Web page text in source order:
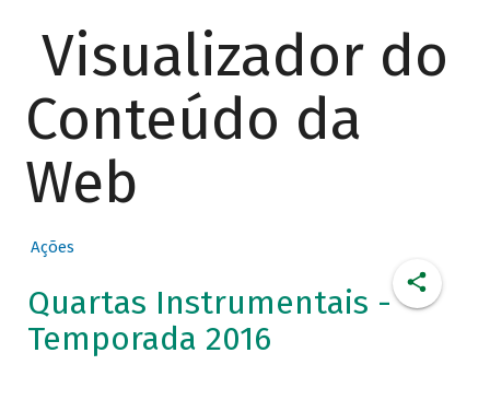
Visualizador do
Conteúdo da
Web
Ações
Quartas Instrumentais -
Temporada 2016